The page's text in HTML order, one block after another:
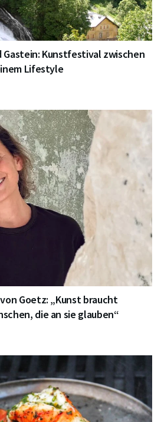
Gastein: Kunstfestival zwischen
Lifestyle
Goetz: „Kunst braucht
die an sie glauben“